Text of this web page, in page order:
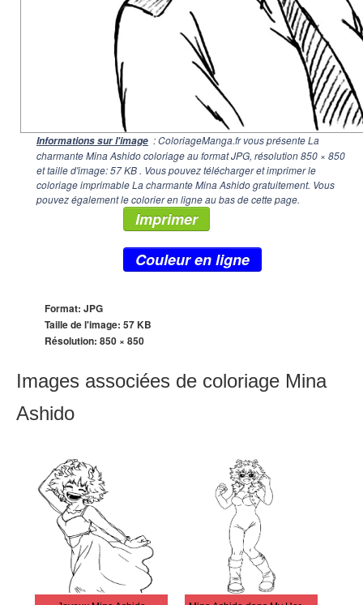
Informations sur l'image : ColoriageManga.fr vous présente La
charmante Mina Ashido coloriage au format JPG, résolution850 × 850
et taille d'image: 57 KB . Vous pouvez télécharger et imprimer le
coloriage imprimable La charmante Mina Ashido gratuitement. Vous
pouvez également le colorier en ligne au bas de cette page.
Imprimer
Couleur en ligne
Format: JPG
Taille de l'image: 57 KB
Résolution: 850 × 850
Images associées de coloriage Mina
Ashido